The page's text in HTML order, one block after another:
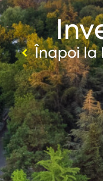
Înapoi la